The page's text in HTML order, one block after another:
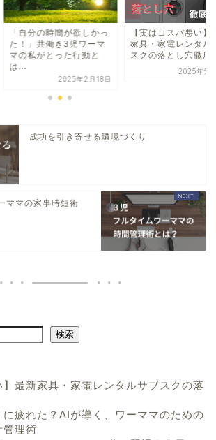
「自分の時間が欲しかっ
た！」共働き3児ワーマ
マの私がとった行動と
は...
2025年2月18日
【実はコスパ悪い】
家具・家電レンタル
スクの落とし穴徹底
2025年5
成功を引き寄せる環境づくり
ママの家事時短術
検索
】最新家具・家電レンタルサブスクの落
に疲れた？AIが導く、ワーママのための
管理術